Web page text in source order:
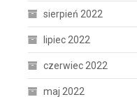
sierpień 2022
lipiec 2022
czerwiec 2022
maj 2022